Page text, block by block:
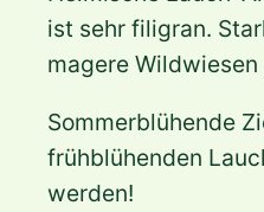
ist sehr filigran.
magere Wildwiesen
Sommerblühende
frühblühenden
werden!